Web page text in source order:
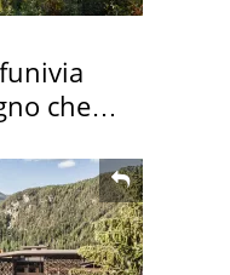
che si